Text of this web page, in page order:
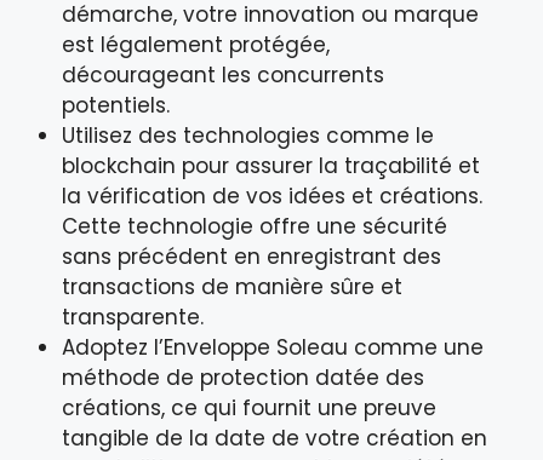
démarche, votre innovation ou marque
est légalement protégée,
décourageant les concurrents
potentiels.
Utilisez des technologies comme le
blockchain pour assurer la traçabilité et
la vérification de vos idées et créations.
Cette technologie offre une sécurité
sans précédent en enregistrant des
transactions de manière sûre et
transparente.
Adoptez l’Enveloppe Soleau comme une
méthode de protection datée des
créations, ce qui fournit une preuve
tangible de la date de votre création en